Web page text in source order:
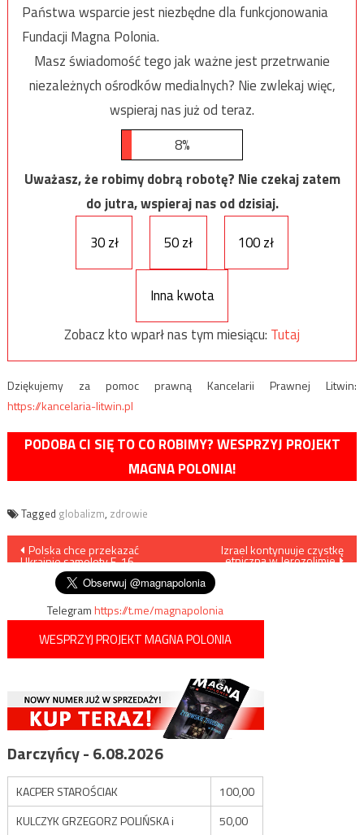
Państwa wsparcie jest niezbędne dla funkcjonowania
Fundacji Magna Polonia.
Masz świadomość tego jak ważne jest przetrwanie
niezależnych ośrodków medialnych? Nie zwlekaj więc,
wspieraj nas już od teraz.
8%
Uważasz, że robimy dobrą robotę? Nie czekaj zatem
do jutra, wspieraj nas od dzisiaj.
30 zł
50 zł 100 zł
Inna kwota
Zobacz kto wparł nas tym miesiącu: Tutaj
Dziękujemy za pomoc prawną Kancelarii Prawnej Litwin:
https://kancelaria-litwin.pl
PODOBA CI SIĘ TO CO ROBIMY? WESPRZYJ PROJEKT
MAGNA POLONIA!
Tagged globalizm, zdrowie
Nawigacja
wpisu
Polska chce przekazać
Ukrainie samoloty F-16
Izrael kontynuuje czystkę
etniczną w Jerozolimie
Telegramhttps://t.me/magnapolonia
WESPRZYJ PROJEKT MAGNA POLONIA
Darczyńcy - 6.08.2026
KACPER STAROŚCIAK
100,00
KULCZYK GRZEGORZ POLIŃSKA i
50,00